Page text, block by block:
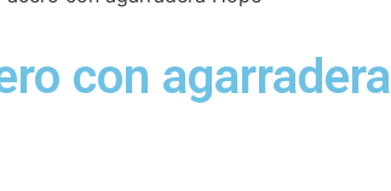
con agarradera